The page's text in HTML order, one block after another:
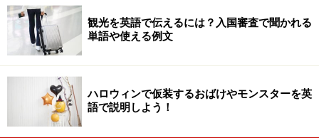
は違います。デビットカードを使う際、例えば32ドルの
買い物をして8ドルのcashbackを頼むと、8ドルは現金で
もらうことができるのです。自分の銀行口座からは、32
＋8で合計40ドル分引き落とされるというわけです。
また、日本では考えにくいのですが、海外ではお店がお
つりを十分に用意していないことがあります。そんなと
観光を英語で伝えるには？入国審査で聞かれる
単語や使える例文
ハロウィンで仮装するおばけやモンスターを英
語で説明しよう！